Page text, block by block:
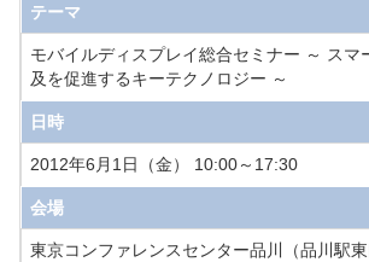
テーマ
モバイルディスプレイ総合セミナー ～ スマ
及を促進するキーテクノロジー ～
日時
2012年6月1日（金） 10:00～17:30
会場
東京コンファレンスセンター品川（品川駅東